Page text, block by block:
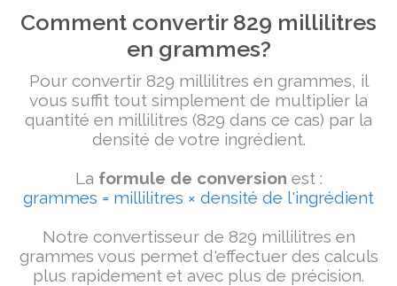
Comment convertir 829 millilitres
en grammes?
Pour convertir 829 millilitres en grammes, il
vous suffit tout simplement de multiplier la
quantité en millilitres (829 dans ce cas) par la
densité de votre ingrédient.
La formule de conversion est :
grammes = millilitres × densité de l'ingrédient
Notre convertisseur de 829 millilitres en
grammes vous permet d'effectuer des calculs
plus rapidement et avec plus de précision.